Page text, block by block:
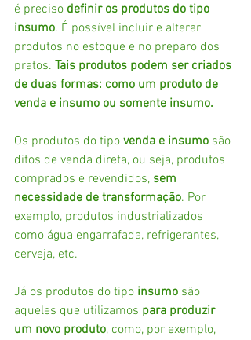
é preciso definir os produtos do tipo
insumo. É possível incluir e alterar
produtos no estoque e no preparo dos
pratos. Tais produtos podem ser criados
de duas formas: como um produto de
venda e insumo ou somente insumo.
Os produtos do tipo venda e insumo são
ditos de venda direta, ou seja, produtos
comprados e revendidos, sem
necessidade de transformação. Por
exemplo, produtos industrializados
como água engarrafada, refrigerantes,
cerveja, etc.
Já os produtos do tipo insumo são
aqueles que utilizamos para produzir
um novo produto, como, por exemplo,